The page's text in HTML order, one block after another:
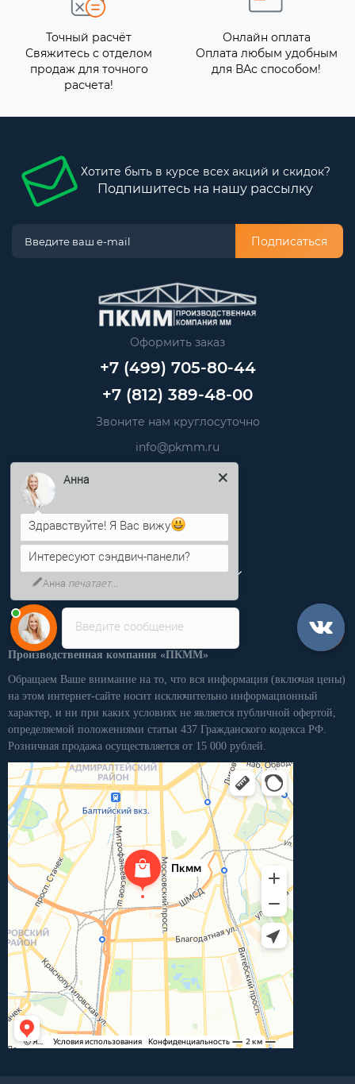
Точный расчёт
Свяжитесь с отделом
продаж для точного
расчета!
Онлайн оплата
Оплата любым удобным
для ВАс способом!
Хотите быть в курсе всех акций и скидок?
Подпишитесь на нашу рассылку
Подписаться
Оформить заказ
+7 (499) 705-80-44
+7 (812) 389-48-00
Звоните нам круглосуточно
info@pkmm.ru
Категории
Личный кабинет
Производственная компания «ПКММ»
Обращаем Ваше внимание на то, что вся информация (включая цены)
на этом интернет-сайте носит исключительно информационный
характер, и ни при каких условиях не является публичной офертой,
определяемой положениями статьи 437 Гражданского кодекса РФ.
Розничная продажа осуществляется от 15 000 рублей.
Введите сообщение
Анна
Здравствуйте! Я Вас вижу
Интересуют сэндвич-панели?
Анна печатает...